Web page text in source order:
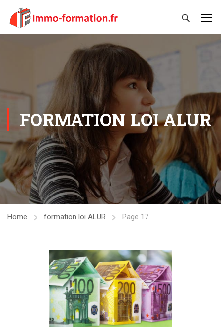
FORMATION LOI ALUR
Home formation loi ALUR Page 17